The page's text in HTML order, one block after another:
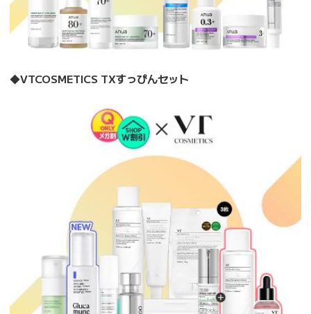
◆VTCOSMETICS TXすっぴんセット